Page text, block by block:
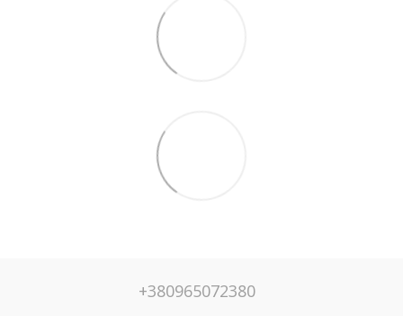
+380965072380